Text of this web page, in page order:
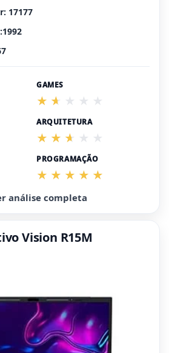
17177
GAMES
ARQUITETURA
PROGRAMAÇÃO
análise completa
Vision R15M